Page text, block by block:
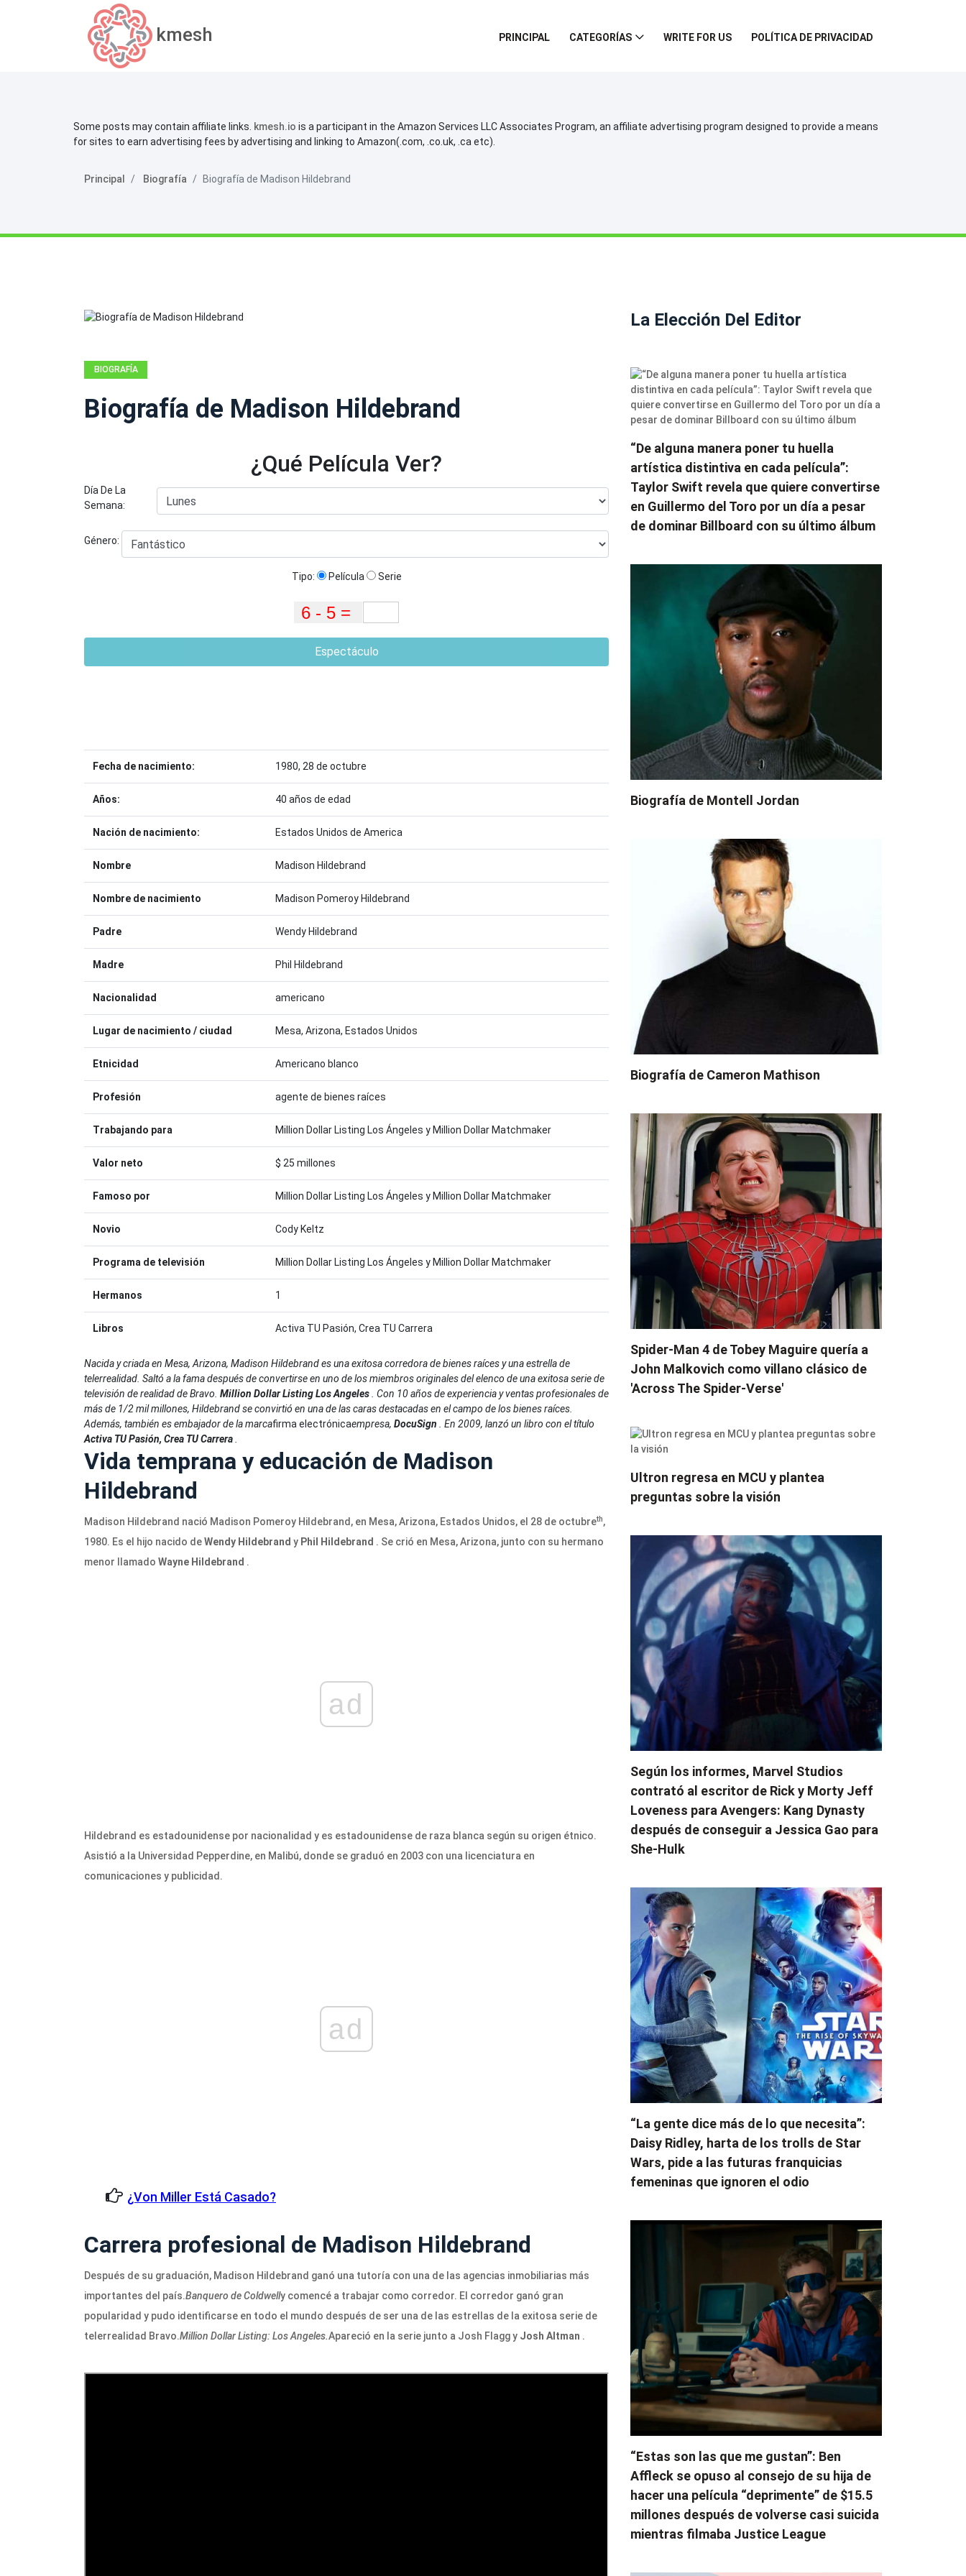
kmesh PRINCIPAL CATEGORÍAS WRITE FOR US POLÍTICA DE PRIVACIDAD
Some posts may contain affiliate links. kmesh.io is a participant in the Amazon Services LLC Associates Program, an affiliate advertising program designed to provide a means
for sites to earn advertising fees by advertising and linking to Amazon(.com, .co.uk, .ca etc).
Principal Biografía Biografía de Madison Hildebrand
BIOGRAFÍA
Biografía de Madison Hildebrand
¿Qué Película Ver?
Día De La
Semana:
Género:
Tipo: Película Serie
Espectáculo
Fecha de nacimiento: 1980, 28 de octubre
Años: 40 años de edad
Nación de nacimiento: Estados Unidos de America
Nombre Madison Hildebrand
Nombre de nacimiento Madison Pomeroy Hildebrand
Padre Wendy Hildebrand
Madre Phil Hildebrand
Nacionalidad americano
Lugar de nacimiento / ciudad Mesa, Arizona, Estados Unidos
Etnicidad Americano blanco
Profesión agente de bienes raíces
Trabajando para Million Dollar Listing Los Ángeles y Million Dollar Matchmaker
Valor neto $ 25 millones
Famoso por Million Dollar Listing Los Ángeles y Million Dollar Matchmaker
Novio Cody Keltz
Programa de televisión Million Dollar Listing Los Ángeles y Million Dollar Matchmaker
Hermanos 1
Libros Activa TU Pasión, Crea TU Carrera
Nacida y criada en Mesa, Arizona, Madison Hildebrand es una exitosa corredora de bienes raíces y una estrella de
telerrealidad. Saltó a la fama después de convertirse en uno de los miembros originales del elenco de una exitosa serie de
televisión de realidad de Bravo. Million Dollar Listing Los Angeles
Con 10 años de experiencia y ventas profesionales de
más de 1/2 mil millones, Hildebrand se convirtió en una de las caras destacadas en el campo de los bienes raíces.
Además, también es embajador de la marcafirma electrónicaempresa, DocuSign
. En 2009, lanzó un libro con el título
Activa TU Pasión, Crea TU Carrera
Vida temprana y educación de Madison
Hildebrand
Madison Hildebrand nació Madison Pomeroy Hildebrand, en Mesa, Arizona, Estados Unidos, el 28 de octubreth,
1980. Es el hijo nacido deWendy Hildebrand y Phil Hildebrand . Se crió en Mesa, Arizona, junto con su hermano
menor llamado Wayne Hildebrand .
ad
Hildebrand es estadounidense por nacionalidad y es estadounidense de raza blanca según su origen étnico.
Asistió a la Universidad Pepperdine, en Malibú, donde se graduó en 2003 con una licenciatura en
comunicaciones y publicidad.
ad
¿Von Miller Está Casado?
Carrera profesional de Madison Hildebrand
Después de su graduación, Madison Hildebrand ganó una tutoría con una de las agencias inmobiliarias más
importantes del país.Banquero de Coldwelly comencé a trabajar como corredor. El corredor ganó gran
popularidad y pudo identificarse en todo el mundo después de ser una de las estrellas de la exitosa serie de
telerrealidad Bravo.Million Dollar Listing: Los Angeles.Apareció en la serie junto a Josh Flagg y Josh Altman .
La Elección Del Editor
“De alguna manera poner tu huella
artística distintiva en cada película”:
Taylor Swift revela que quiere convertirse
en Guillermo del Toro por un día a pesar
de dominar Billboard con su último álbum
Biografía de Montell Jordan
Biografía de Cameron Mathison
Spider-Man 4 de Tobey Maguire quería a
John Malkovich como villano clásico de
'Across The Spider-Verse'
Ultron regresa en MCU y plantea
preguntas sobre la visión
Según los informes, Marvel Studios
contrató al escritor de Rick y Morty Jeff
Loveness para Avengers: Kang Dynasty
después de conseguir a Jessica Gao para
She-Hulk
“La gente dice más de lo que necesita”:
Daisy Ridley, harta de los trolls de Star
Wars, pide a las futuras franquicias
femeninas que ignoren el odio
“Estas son las que me gustan”: Ben
Affleck se opuso al consejo de su hija de
hacer una película “deprimente” de $15.5
millones después de volverse casi suicida
mientras filmaba Justice League